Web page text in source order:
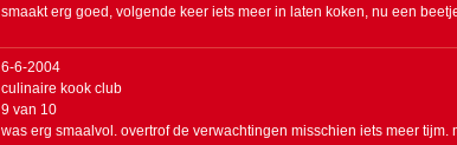
smaakt erg goed, volgende keer iets meer in laten koken, nu een
6-6-2004
culinaire kook club
9 van 10
was erg smaalvol. overtrof de verwachtingen misschien iets meer tijm.